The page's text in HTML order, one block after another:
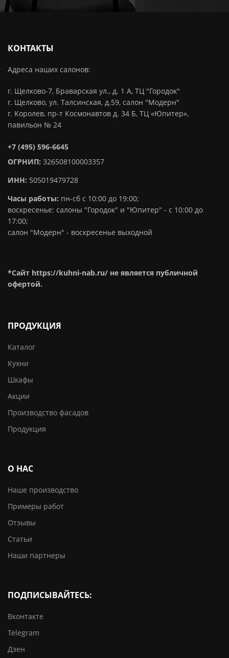
КОНТАКТЫ
Адреса наших салонов:
г. Щелково-7, Браварская ул., д. 1 А, ТЦ "Городок"
г. Щелково, ул. Талсинская, д.59, салон "Модерн"
г. Королев, пр-т Космонавтов д. 34 Б, ТЦ «Юпитер»,
павильон № 24
+7 (495) 596-6645
ОГРНИП: 326508100003357
ИНН: 505019479728
Часы работы: пн-сб с 10:00 до 19:00;
воскресенье: салоны "Городок" и "Юпитер" - с 10:00 до
17:00;
салон "Модерн" - воскресенье выходной
*Сайт https://kuhni-nab.ru/ не является публичной
офертой.
ПРОДУКЦИЯ
Каталог
Кухни
Шкафы
Акции
Производство фасадов
Продукция
О НАС
Наше производство
Примеры работ
Отзывы
Статьи
Наши партнеры
ПОДПИСЫВАЙТЕСЬ:
Вконтакте
Telegram
Дзен